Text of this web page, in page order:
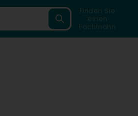
Finden Sie
einen
Fachmann